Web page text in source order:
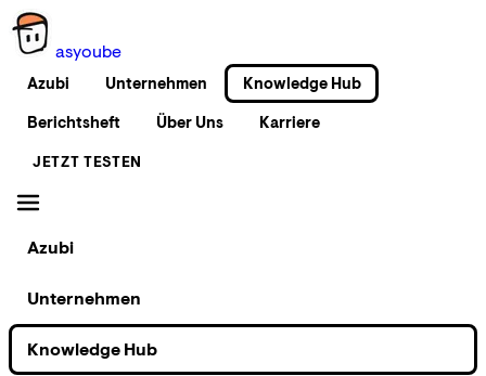
asyoube
Azubi Unternehmen
Knowledge Hub
Berichtsheft
Über Uns Karriere
JETZT TESTEN
Azubi
Unternehmen
Knowledge Hub